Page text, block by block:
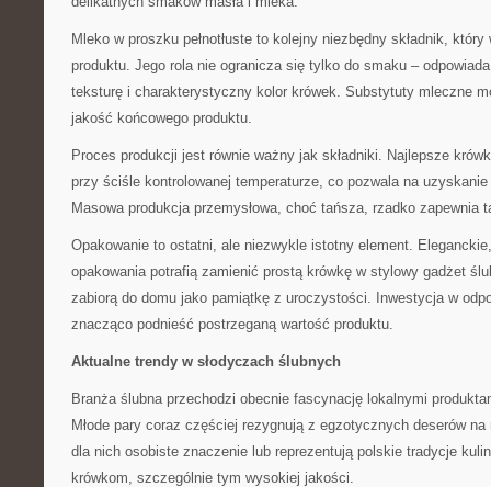
Mleko w proszku pełnotłuste to kolejny niezbędny składnik,
produktu. Jego rola nie ogranicza się tylko do smaku –
teksturę i charakterystyczny kolor krówek. Substytuty mleczne
jakość końcowego produktu.
Proces produkcji jest równie ważny jak składniki. Najlepsze
przy ściśle kontrolowanej temperaturze, co pozwala na
Masowa produkcja przemysłowa, choć tańsza, rzadko zapewnia
Opakowanie to ostatni, ale niezwykle istotny element.
opakowania potrafią zamienić prostą krówkę w stylowy gadżet
zabiorą do domu jako pamiątkę z uroczystości. Inwestycja w
znacząco podnieść postrzeganą wartość produktu.
Aktualne trendy w słodyczach ślubnych
Branża ślubna przechodzi obecnie fascynację lokalnymi
Młode pary coraz częściej rezygnują z egzotycznych deserów
dla nich osobiste znaczenie lub reprezentują polskie tradycje
krówkom, szczególnie tym wysokiej jakości.